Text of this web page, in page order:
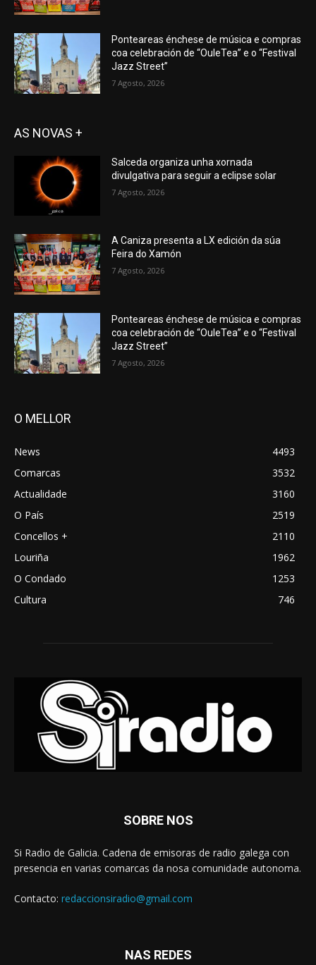
Ponteareas énchese de música e compras
coa celebración de “OuleTea” e o “Festival
Jazz Street”
7 Agosto, 2026
AS NOVAS +
Salceda organiza unha xornada
divulgativa para seguir a eclipse solar
7 Agosto, 2026
A Caniza presenta a LX edición da súa
Feira do Xamón
7 Agosto, 2026
Ponteareas énchese de música e compras
coa celebración de “OuleTea” e o “Festival
Jazz Street”
7 Agosto, 2026
O MELLOR
News
4493
Comarcas
3532
Actualidade
3160
O País
2519
Concellos +
2110
Louriña
1962
O Condado
1253
Cultura
746
SOBRE NOS
Si Radio de Galicia. Cadena de emisoras de radio galega con
presencia en varias comarcas da nosa comunidade autonoma.
Contacto: redaccionsiradio@gmail.com
NAS REDES